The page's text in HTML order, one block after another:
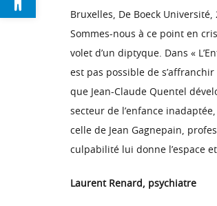
Bruxelles, De Boeck Université,
Sommes-nous à ce point en
volet d’un diptyque. Dans «
est pas possible de
que Jean-Claude Quentel
secteur de l’enfance
celle de Jean Gagnepain,
culpabilité lui donne l’espace
Laurent Renard, psychiatre